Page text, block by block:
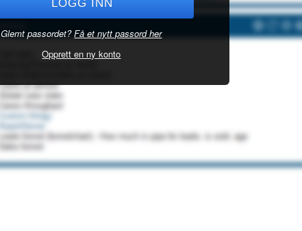
Glemt passordet?Få et nytt passord her
Opprett en ny konto